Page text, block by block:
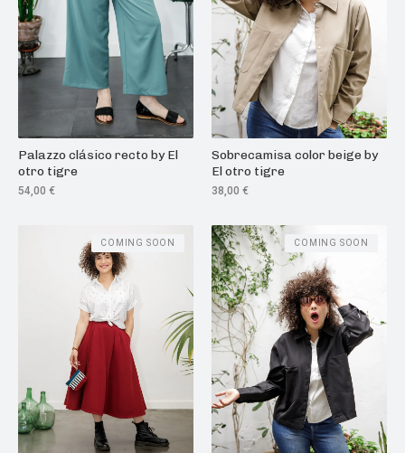
Palazzo clásico recto by El
otro tigre
54,00 €
Sobrecamisa color beige by
El otro tigre
38,00 €
COMING SOON COMING SOON